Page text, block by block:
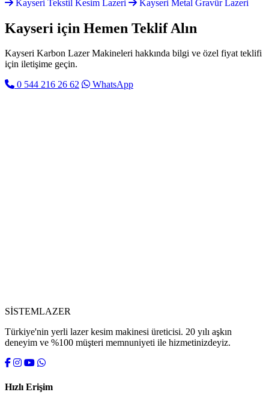
Kayseri Tekstil Kesim Lazeri
Kayseri Metal Gravür Lazeri
Kayseri için Hemen Teklif Alın
Kayseri Karbon Lazer Makineleri hakkında bilgi ve özel fiyat teklifi
için iletişime geçin.
0 544 216 26 62
WhatsApp
SİSTEMLAZER
Türkiye'nin yerli lazer kesim makinesi üreticisi. 20 yılı aşkın
deneyim ve %100 müşteri memnuniyeti ile hizmetinizdeyiz.
Hızlı Erişim